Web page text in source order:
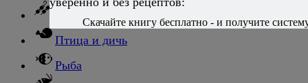
Баранина
Птица и дичь
Рыба
Скачайте книгу бесплатно - и получите